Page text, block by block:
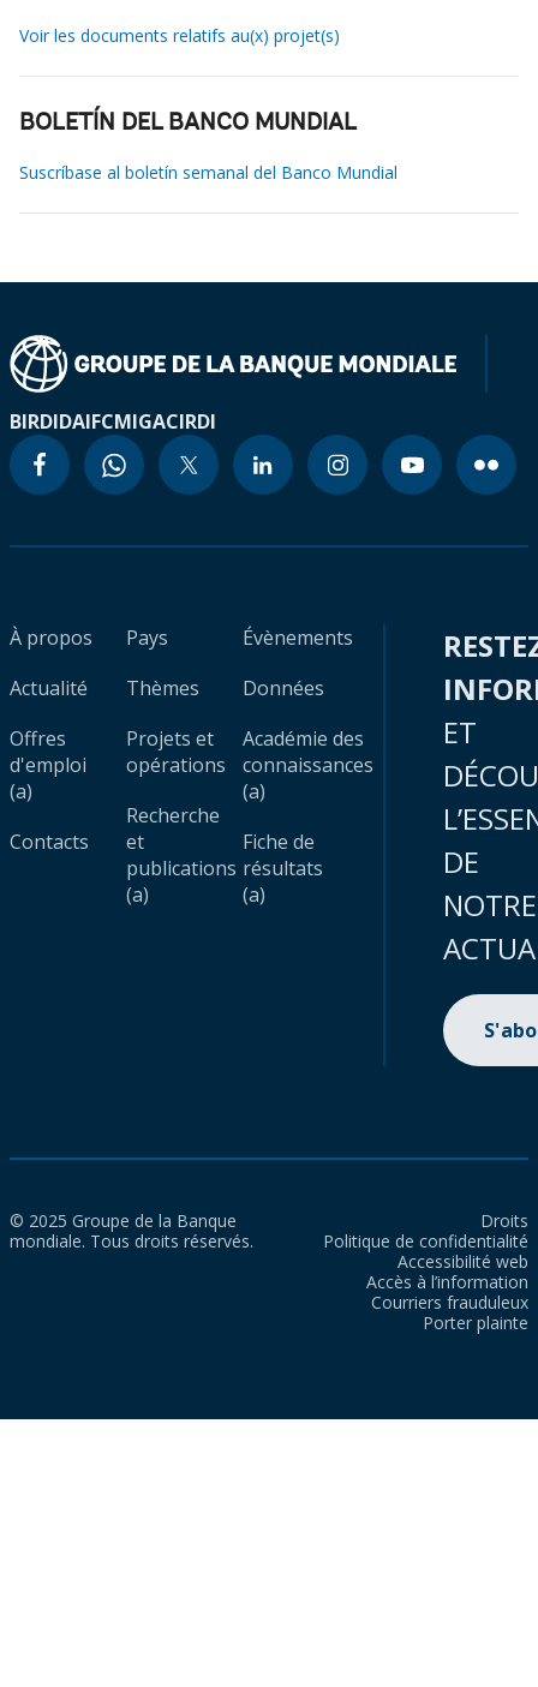
Voir les documents relatifs au(x) projet(s)
BOLETÍN DEL BANCO MUNDIAL
Suscríbase al boletín semanal del Banco Mundial
BIRDIDAIFCMIGACIRDI
À propos
Actualité
Offres
d'emploi
(a)
Contacts
Pays
Thèmes
Projets et
opérations
Recherche
et
publications
(a)
Évènements
Données
Académie des
connaissances
(a)
Fiche de
résultats
(a)
ET
DE
NOTRE
© 2025 Groupe de la Banque
mondiale. Tous droits réservés.
Droits
Politique de confidentialité
Accessibilité web
Accès à l’information
Courriers frauduleux
Porter plainte